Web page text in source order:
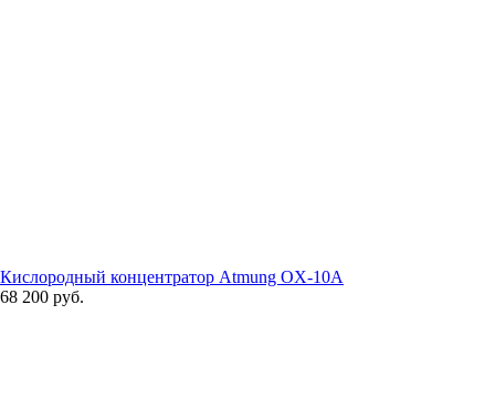
Кислородный концентратор Atmung OX-10A
68 200 руб.